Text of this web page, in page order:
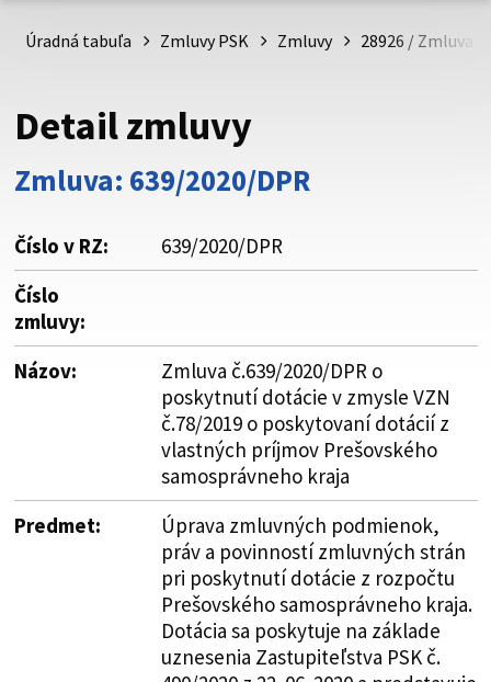
psk.sk.
Buďte pozorní a vždy sa uistite, že zdieľate informácie iba
cez zabezpečenú webovú stránku. Zabezpečená stránka
vždy začína https:// pred názvom domény webového sídla.
Úradná tabuľa Zmluvy PSK Zmluvy 28926 / Zmluva
Detail zmluvy
Zmluva: 639/2020/DPR
Číslo v RZ:
639/2020/DPR
Číslo
zmluvy:
Názov:
Zmluva č.639/2020/DPR o
poskytnutí dotácie v zmysle VZN
č.78/2019 o poskytovaní dotácií z
vlastných príjmov Prešovského
samosprávneho kraja
Predmet:
Úprava zmluvných podmienok,
práv a povinností zmluvných strán
pri poskytnutí dotácie z rozpočtu
Prešovského samosprávneho kraja.
Dotácia sa poskytuje na základe
uznesenia Zastupiteľstva PSK č.